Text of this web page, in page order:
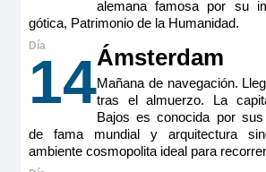
alemana famosa por su
gótica, Patrimonio de la Humanidad.
14Ámsterdam
Mañana de navegación.
tras el almuerzo. La
Bajos es conocida por
de fama mundial y arquitectura
ambiente cosmopolita ideal para